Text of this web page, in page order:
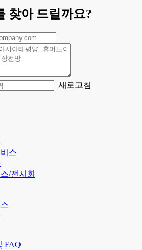
찾아 드릴까요?
새로고침
스
/전시회
FAQ